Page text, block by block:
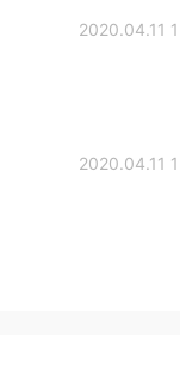
2020.04.11
2020.04.11